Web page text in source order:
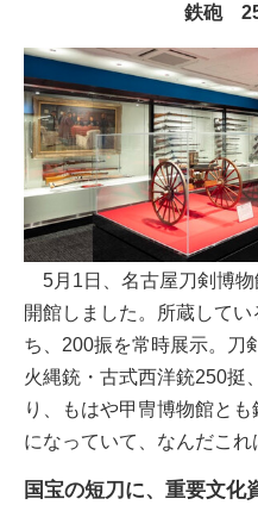
鉄砲
5月1日、名古屋刀剣博物
開館しました。所蔵して
ち、200振を常時展示。刀
火縄銃・古式西洋銃250挺
り、もはや甲冑博物館と
になっていて、なんだこれ
国宝の短刀に、重要文化